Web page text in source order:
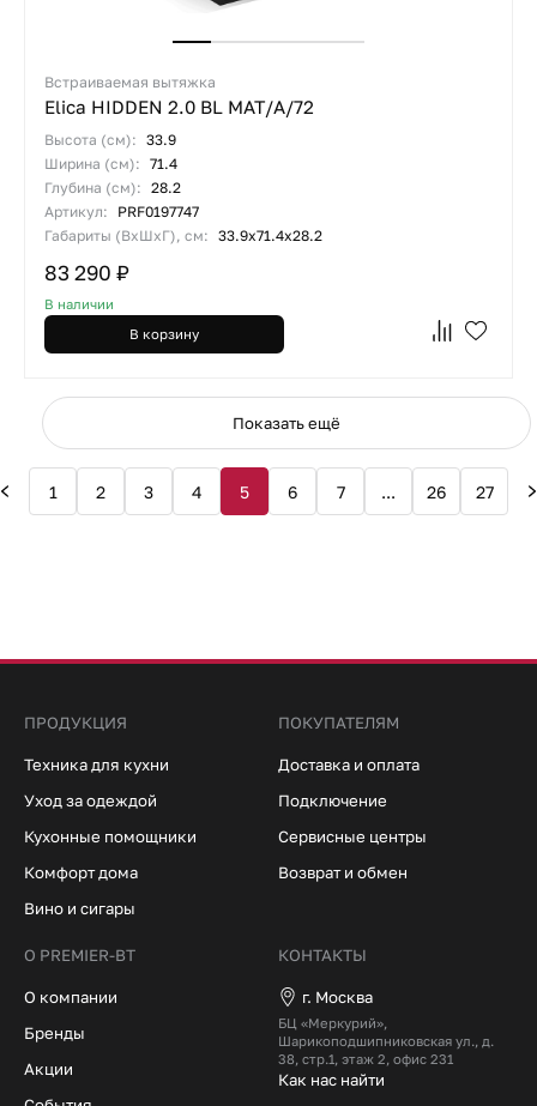
Встраиваемая вытяжка
Elica HIDDEN 2.0 BL MAT/A/72
Высота (см): 33.9
Ширина (см): 71.4
Глубина (см): 28.2
Артикул:
PRF0197747
Габариты (ВхШхГ), см: 33.9x71.4x28.2
83 290 ₽
В наличии
В корзину
Показать ещё
1 2 3 4 5 6 7 ... 26 27
ПРОДУКЦИЯ
Техника для кухни
Уход за одеждой
Кухонные помощники
Комфорт дома
Вино и сигары
ПОКУПАТЕЛЯМ
Доставка и оплата
Подключение
Сервисные центры
Возврат и обмен
О PREMIER-BT
О компании
Бренды
Акции
КОНТАКТЫ
г. Москва
БЦ «Меркурий»,
Шарикоподшипниковская ул., д.
38, стр.1, этаж 2, офис 231
Как нас найти